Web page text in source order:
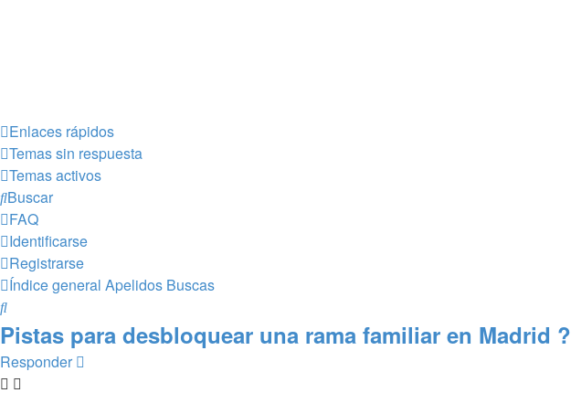
Enlaces rápidos
Temas sin respuesta
Temas activos
Buscar
FAQ
Identificarse
Registrarse
Índice general Apelidos Buscas
Buscar
Pistas para desbloquear una rama familiar en Madrid ?
Responder